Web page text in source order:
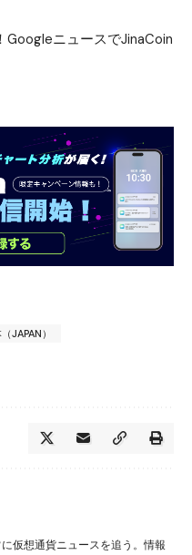
GoogleニュースでJinaCoin
JAPAN）
仮想通貨ニュースを追う。情報